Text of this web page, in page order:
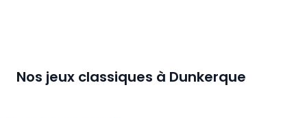
Nos jeux classiques à Dunkerque